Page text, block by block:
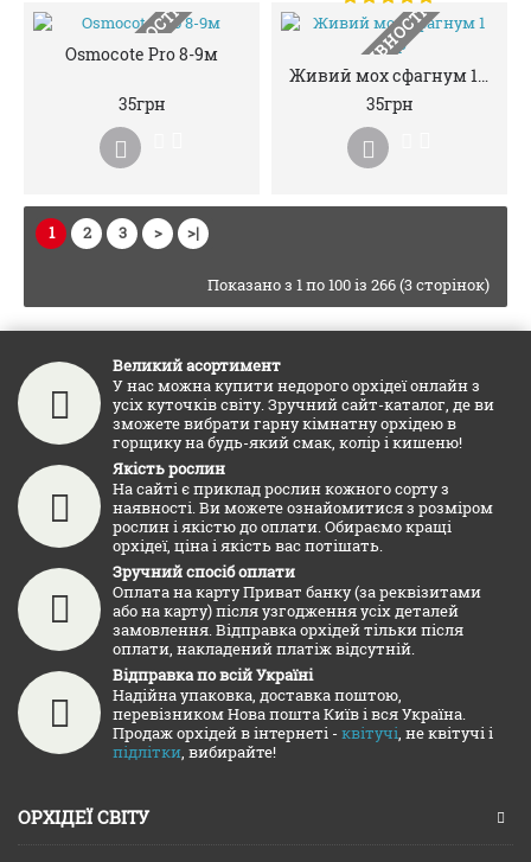
НЕМАЄ В НАЯВНОСТІ
Osmocote Pro 8-9м
35грн НЕМАЄ В НАЯВНОСТІ
Живий мох сфагнум 1 літр
35грн
1 2 3 > >|
Показано з 1 по 100 із 266 (3 сторінок)
Великий асортимент
У нас можна купити недорого орхідеї онлайн з
усіх куточків світу. Зручний сайт-каталог, де ви
зможете вибрати гарну кімнатну орхідею в
горщику на будь-який смак, колір і кишеню!
Якість рослин
На сайті є приклад рослин кожного сорту з
наявності. Ви можете ознайомитися з розміром
рослин і якістю до оплати. Обираємо кращі
орхідеї, ціна і якість вас потішать.
Зручний спосіб оплати
Оплата на карту Приват банку (за реквізитами
або на карту) після узгодження усіх деталей
замовлення. Відправка орхідей тільки після
оплати, накладений платіж відсутній.
Відправка по всій Україні
Надійна упаковка, доставка поштою,
перевізником Нова пошта Київ і вся Україна.
Продаж орхідей в інтернеті - квітучі, не квітучі і
підлітки, вибирайте!
ОРХІДЕЇ СВІТУ